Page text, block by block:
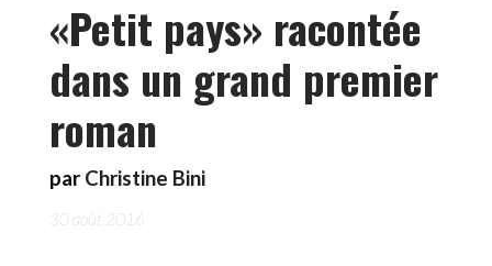
«Petit pays» racontée
dans un grand premier
roman
par Christine Bini
30 août 2016